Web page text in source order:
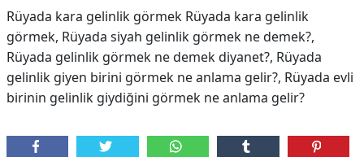
Rüyada kara gelinlik görmek Rüyada kara gelinlik
görmek, Rüyada siyah gelinlik görmek ne demek?,
Rüyada gelinlik görmek ne demek diyanet?, Rüyada
gelinlik giyen birini görmek ne anlama gelir?, Rüyada evli
birinin gelinlik giydiğini görmek ne anlama gelir?